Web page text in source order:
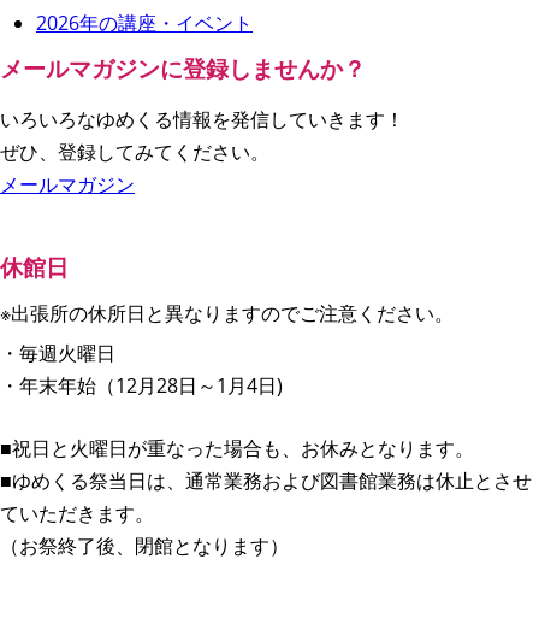
2026年の講座・イベント
メールマガジンに登録しませんか？
いろいろなゆめくる情報を発信していきます！
ぜひ、登録してみてください。
メールマガジン
休館日
※出張所の休所日と異なりますのでご注意ください。
・毎週火曜日
・年末年始（12月28日～1月4日)
■祝日と火曜日が重なった場合も、お休みとなります。
■ゆめくる祭当日は、通常業務および図書館業務は休止とさせ
ていただきます。
（お祭終了後、閉館となります）